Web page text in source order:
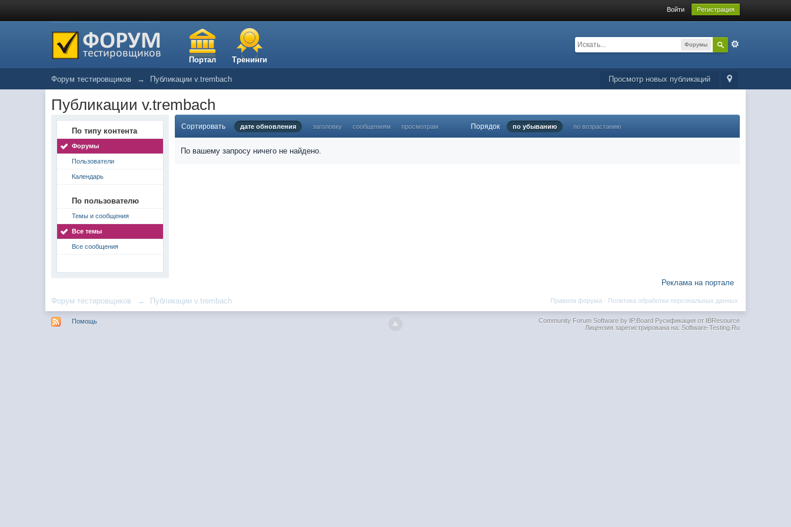
Войти Регистрация
Портал Тренинги
Форумы
Просмотр новых публикаций
Форум тестировщиков → Публикации v.trembach
Публикации v.trembach
По типу контента
Форумы
Пользователи
Календарь
По пользователю
Темы и сообщения
Все темы
Все сообщения
Сортировать дате обновления заголовку сообщениям просмотрам Порядок по убыванию по возрастанию
По вашему запросу ничего не найдено.
Реклама на портале
Форум тестировщиков → Публикации v.trembach Политика обработки персональных данных
Правила форума ·
Помощь Community Forum Software by IP.BoardРусификация от IBResource
Лицензия зарегистрирована на: Software-Testing.Ru